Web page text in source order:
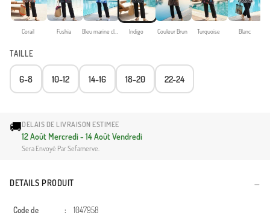
Corail Fushia Indigo Couleur Brun Turquoise Blanc
TAILLE
6-8 10-12 14-16 18-20 22-24
🚚DELAIS DE LIVRAISON ESTIMEE
12 Août Mercredi - 14 Août Vendredi
Sera Envoyé Par Sefamerve.
DETAILS PRODUIT
Code de
: 1047958